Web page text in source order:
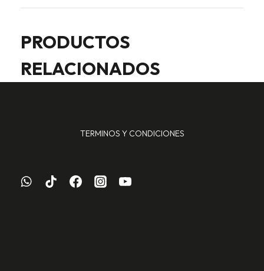
PRODUCTOS
RELACIONADOS
TERMINOS Y CONDICIONES